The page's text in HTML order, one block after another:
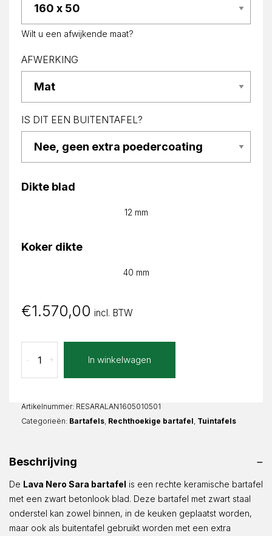
Wilt u een afwijkende maat?
AFWERKING
IS DIT EEN BUITENTAFEL?
Dikte blad
12 mm
Koker dikte
40 mm
€1.570,00 incl. BTW
Nero
Sara
aantal
+
- In winkelwagen
Artikelnummer: RESARALAN1605010501
Categorieën: Bartafels Rechthoekige bartafel Tuintafels
Beschrijving
De Lava Nero Sara bartafel is een rechte keramische bartafel
met een zwart betonlook blad. Deze bartafel met zwart staal
onderstel kan zowel binnen, in de keuken geplaatst worden,
maar ook als buitentafel gebruikt worden met een extra